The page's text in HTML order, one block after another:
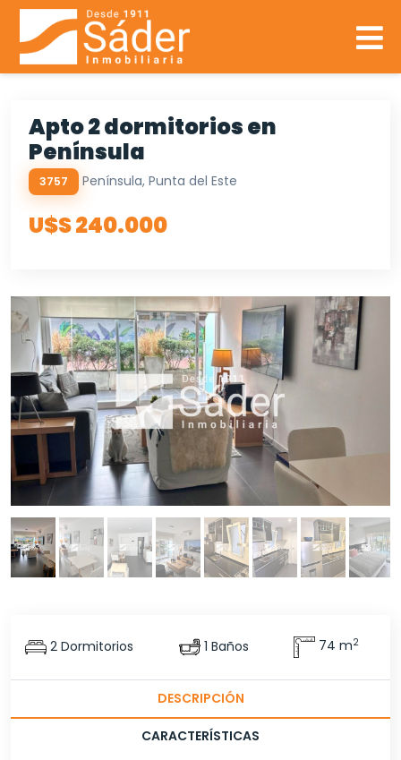
Apto 2 dormitorios en
Península
3757 Península, Punta del Este
U$S 240.000
2 Dormitorios 1 Baños 74 m2
DESCRIPCIÓN
CARACTERÍSTICAS